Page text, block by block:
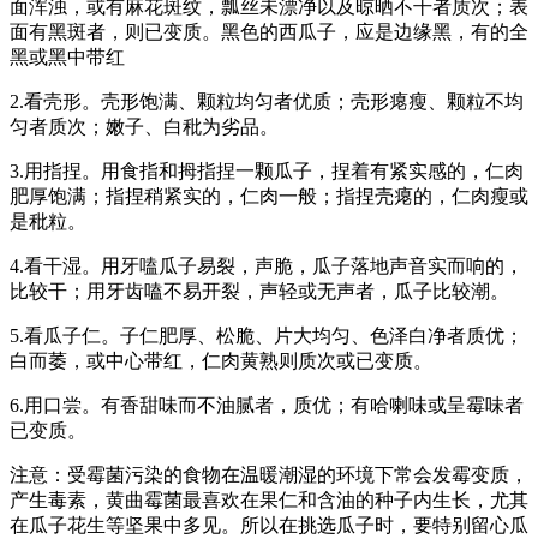
面浑浊，或有麻花斑纹，瓢丝未漂净以及晾晒不干者质次；表
面有黑斑者，则已变质。黑色的西瓜子，应是边缘黑，有的全
黑或黑中带红
2.看壳形。壳形饱满、颗粒均匀者优质；壳形瘪瘦、颗粒不均
匀者质次；嫩子、白秕为劣品。
3.用指捏。用食指和拇指捏一颗瓜子，捏着有紧实感的，仁肉
肥厚饱满；指捏稍紧实的，仁肉一般；指捏壳瘪的，仁肉瘦或
是秕粒。
4.看干湿。用牙嗑瓜子易裂，声脆，瓜子落地声音实而响的，
比较干；用牙齿嗑不易开裂，声轻或无声者，瓜子比较潮。
5.看瓜子仁。子仁肥厚、松脆、片大均匀、色泽白净者质优；
白而萎，或中心带红，仁肉黄熟则质次或已变质。
6.用口尝。有香甜味而不油腻者，质优；有哈喇味或呈霉味者
已变质。
注意：受霉菌污染的食物在温暖潮湿的环境下常会发霉变质，
产生毒素，黄曲霉菌最喜欢在果仁和含油的种子内生长，尤其
在瓜子花生等坚果中多见。所以在挑选瓜子时，要特别留心瓜